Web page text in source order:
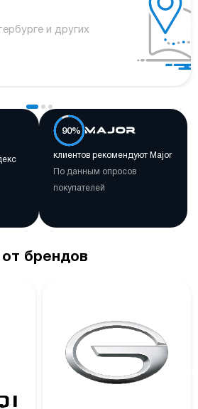
и других
90%
клиентов рекомендуют Major
По данным опросов
покупателей
брендов